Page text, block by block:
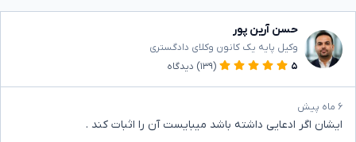
حسن آرین پور
وکیل پایه یک کانون وکلای دادگستری
۵
(۱۳۹) دیدگاه
۶ ماه پیش
ایشان اگر ادعایی داشته باشد میبایست آن را اثبات کند .